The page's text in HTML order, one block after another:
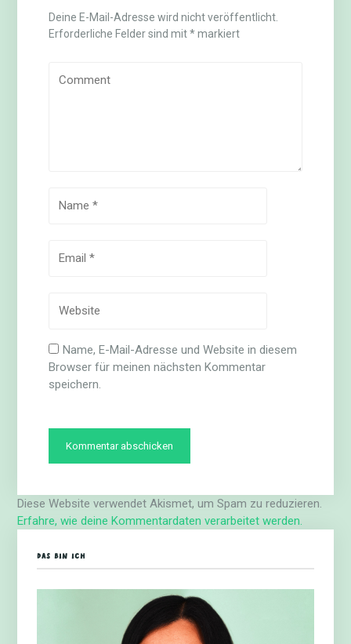
Deine E-Mail-Adresse wird nicht veröffentlicht.
Erforderliche Felder sind mit*markiert
Name, E-Mail-Adresse und Website in diesem
Browser für meinen nächsten Kommentar
speichern.
Diese Website verwendet Akismet, um Spam zu reduzieren.
Erfahre, wie deine Kommentardaten verarbeitet werden.
DAS BIN ICH